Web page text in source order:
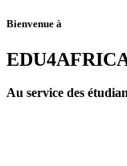
Bienvenue à
Au service des